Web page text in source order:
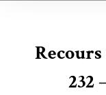
232